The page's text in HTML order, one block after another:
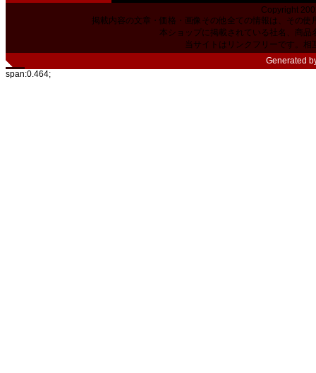
Copyright
掲載内容の文章・価格・画像その他全ての情報は、その
本ショップに掲載されている社名、商
当サイトはリンクフリーです。相
Generated
span:0.464;